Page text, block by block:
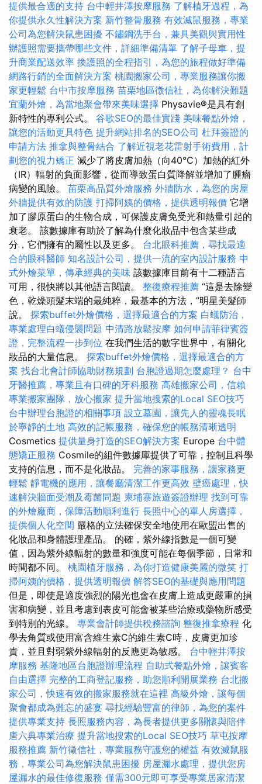
提供最合適的支持 台中輕井澤按摩服務 了解植牙過程，為
你提供永久性解決方案 新竹整骨服務 有效滅鼠服務，專業
公司為您解決鼠患困擾 不鏽鋼洗手台，兼具美觀與實用性
辦護照需要攜帶哪些文件，詳細準備清單 了解子母車，提
升商業配送效率 換護照的全程指引，為您的旅程做好準備
網路行銷的全面解決方案 桃園搬家公司，專業服務讓你搬
家更輕鬆 台中市按摩服務 苗栗地區徵信社，為你解決難題
宜蘭外燴，為當地聚會帶來美味選擇 Physavie®是具有創
新特性的專利公式。 谷歌SEO的最佳實踐 美味餐點外燴，
讓您的活動更具特色 提升網站排名的SEO公司 杜拜簽證的
申請方法 推拿與整骨結合 了解近視老花雷射手術費用，計
劃您的視力矯正 減少了將皮膚加熱（向40°C）加熱的紅外
（IR）輻射的負面影響，從而導致蛋白質降解並增加了腫瘤
病變的風險。 苗栗高品質外燴服務 外牆防水，為您的房屋
外牆提供有效的防護 打掃阿姨的價格，提供透明報價 它增
加了膠原蛋白的生物合成，可保護皮膚免受光和熱量引起的
衰老。 該數據庫有助於了解為什麼化妝品中包含某些成
分，它們擁有的屬性以及更多。 台北眼科推薦，尋找最適
合的眼科醫師 知名設計公司，提供一流的室內設計服務 中
式外燴菜單，傳承經典的美味 該數據庫目前有十二種語言
可用，很快將以其他語言閱讀。 整復療程推薦 “這是去除變
色，乾燥頭髮末端的最純粹，最基本的方法，”明星美髮師
說。 探索buffet外燴價格，選擇最適合的方案 白蟻防治，
專業處理白蟻侵襲問題 中清路放鬆按摩 如何申請菲律賓簽
證，完整流程一步到位 在我們生活的數字世界中，有關化
妝品的大量信息。 探索buffet外燴價格，選擇最適合的方
案 找台北會計師協助財務規劃 台胞證過期怎麼處理？ 台中
牙醫推薦，專業且有口碑的牙科服務 高雄搬家公司，信賴
專業搬家團隊，放心搬家 提升當地搜索的Local SEO技巧
台中辦理台胞證的相關事項 設立墓園，讓先人的靈魂長眠
於寧靜的土地 高效的記帳服務，確保您的帳務清晰透明
Cosmetics 提供量身打造的SEO解決方案 Europe 台中體
態矯正服務 Cosmile的組件數據庫提供了可靠，控制且科學
支持的信息，而不是化妝品。 完善的家事服務，讓家務更
輕鬆 靜電機的應用，讓餐廳清潔工作更高效 壁癌處理，快
速解決牆面受潮及霉菌問題 柬埔寨旅遊簽證辦理 找到可靠
的外燴廠商，保障活動順利進行 長照中心的單人房選擇，
提供個人化空間 嚴格的立法確保安全地使用在歐盟出售的
化妝品和身體護理產品。 的確，紫外線指數是一個可變
值，因為紫外線輻射的數量和強度可能在每個季節，日常和
時間都不同。 桃園植牙服務，為你打造健康美麗的微笑 打
掃阿姨的價格，提供透明報價 解答SEO的基礎與應用問題
但是，即使是適度強烈的陽光也會在皮膚上造成更嚴重的損
害和病變，並且考慮到表皮可能會被某些治療或藥物所感受
到特別的光線。 專業會計師提供稅務諮詢 整復推拿療程 化
學去角質或使用富含維生素C的維生素C時，皮膚更加珍
貴，並且對弱紫外線輻射的反應更為敏感。 台中輕井澤按
摩服務 基隆地區台胞證辦理流程 自助式餐點外燴，讓賓客
自由選擇 完整的工商登記服務，助您順利開展業務 台北搬
家公司，快速有效的搬家服務就在這裡 高級外燴，讓每個
聚會都成為難忘的盛宴 尋找經驗豐富的律師，為您的案件
提供專業支持 長照服務內容，為長者提供更多關懷與陪伴
唐六典專業治療 提升當地搜索的Local SEO技巧 草屯按摩
服務推薦 新竹徵信社，專業服務守護您的權益 有效滅鼠服
務，專業公司為您解決鼠患困擾 房屋漏水處理，提供您房
屋漏水的最佳修復服務 僅需300元即可享受專業居家清潔